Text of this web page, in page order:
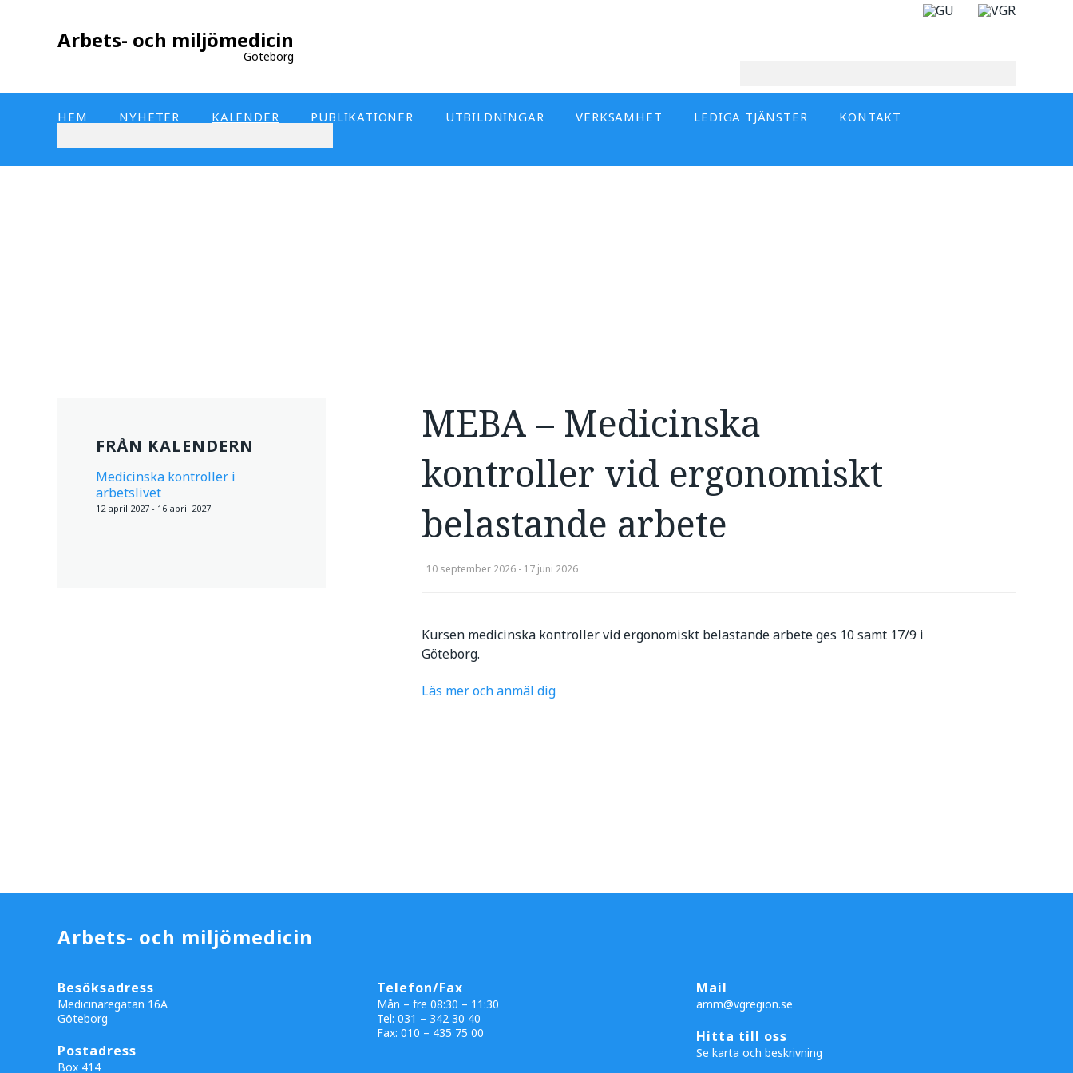
Arbets- och miljömedicin
Göteborg
HEM NYHETER KALENDER PUBLIKATIONER UTBILDNINGAR VERKSAMHET LEDIGA TJÄNSTER KONTAKT
FRÅN KALENDERN
Medicinska kontroller i
arbetslivet
12 april 2027 - 16 april 2027
MEBA – Medicinska
kontroller vid ergonomiskt
belastande arbete
10 september 2026 - 17 juni 2026
Kursen medicinska kontroller vid ergonomiskt belastande arbete ges 10 samt 17/9 i
Göteborg.
Läs mer och anmäl dig
Arbets- och miljömedicin
Besöksadress
Medicinaregatan 16A
Göteborg
Postadress
Box 414
Telefon/Fax
Mån – fre 08:30 – 11:30
Tel: 031 – 342 30 40
Fax: 010 – 435 75 00
Mail
amm@vgregion.se
Hitta till oss
Se karta och beskrivning